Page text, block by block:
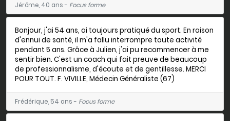
Jérôme, 40 ans - Focus forme
Bonjour, j'ai 54 ans, ai toujours pratiqué du sport. En raison
d'ennui de santé, il m'a fallu interrompre toute activité
pendant 5 ans. Grâce à Julien, j'ai pu recommencer à me
sentir bien. C'est un coach qui fait preuve de beaucoup
de professionnalisme, d'écoute et de gentillesse. MERCI
POUR TOUT. F. VIVILLE, Médecin Généraliste (67)
Frédérique, 54 ans - Focus forme